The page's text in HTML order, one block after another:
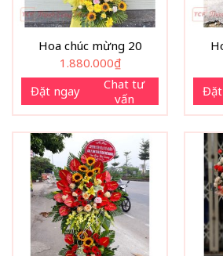
Hoa chúc mừng 20
1.880.000₫
Đặt ngay
Chat tư
vấn